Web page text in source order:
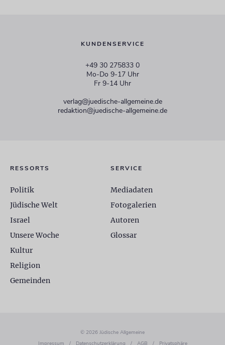
KUNDENSERVICE
+49 30 275833 0
Mo-Do 9-17 Uhr
Fr 9-14 Uhr
verlag@juedische-allgemeine.de
redaktion@juedische-allgemeine.de
RESSORTS
Politik
Jüdische Welt
Israel
Unsere Woche
Kultur
Religion
Gemeinden
SERVICE
Mediadaten
Fotogalerien
Autoren
Glossar
© 2026 Jüdische Allgemeine
Impressum
/ Datenschutzerklärung / AGB / Privatsphäre